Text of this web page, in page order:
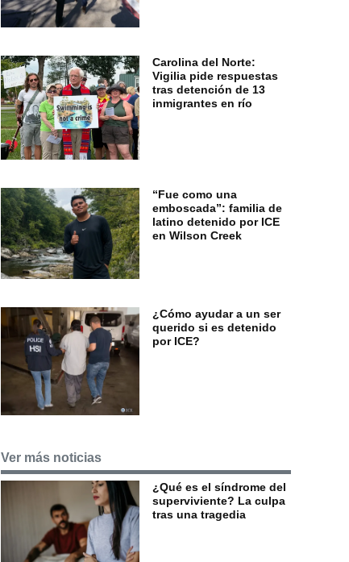
Carolina del Norte:
Vigilia pide respuestas
tras detención de 13
inmigrantes en río
“Fue como una
emboscada”: familia de
latino detenido por ICE
en Wilson Creek
¿Cómo ayudar a un ser
querido si es detenido
por ICE?
Ver más noticias
¿Qué es el síndrome del
superviviente? La culpa
tras una tragedia